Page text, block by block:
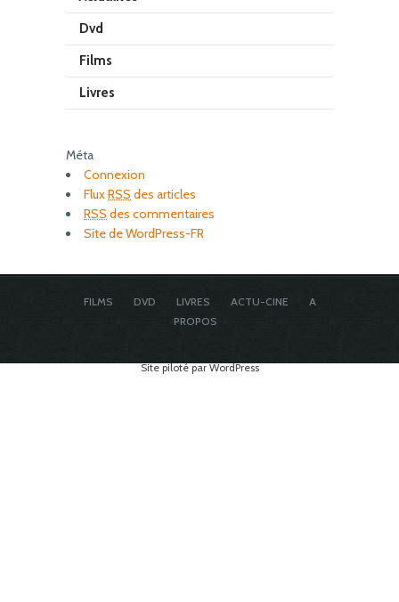
Dvd
Films
Livres
Méta
Connexion
FluxRSS des articles
RSS des commentaires
Site de WordPress-FR
FILMS DVD LIVRES ACTU-CINE
A
PROPOS
Site piloté par WordPress